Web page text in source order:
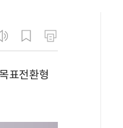
표전환형